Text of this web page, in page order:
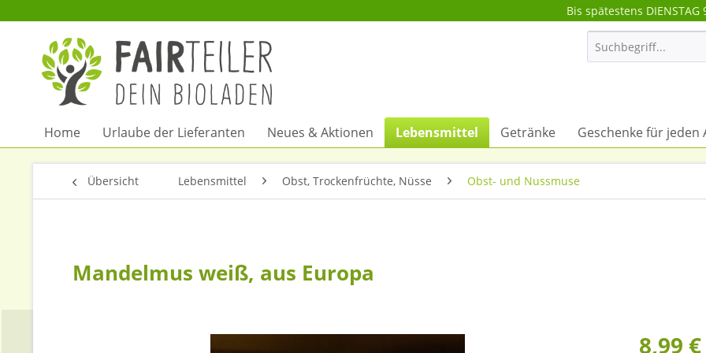
Bis spätestens
Home Urlaube der Lieferanten Neues & Aktionen Lebensmittel Getränke Geschenke für jeden
Übersicht Lebensmittel Obst, Trockenfrüchte, Nüsse Obst- und Nussmuse
Mandelmus weiß, aus Europa
8,99 €